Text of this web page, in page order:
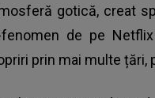
gotică, creat
de pe Netflix
prin mai multe țări,